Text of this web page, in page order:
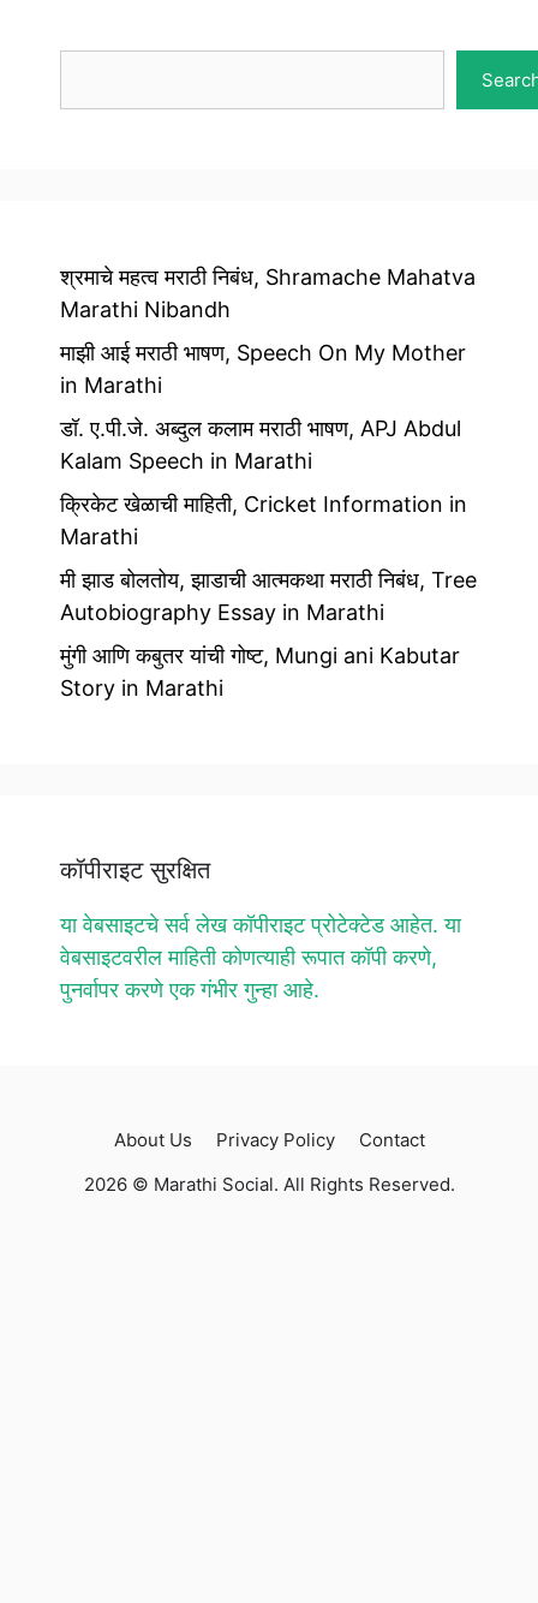
श्रमाचे महत्व मराठी निबंध, Shramache Mahatva
Marathi Nibandh
माझी आई मराठी भाषण, Speech On My Mother
in Marathi
डॉ. ए.पी.जे. अब्दुल कलाम मराठी भाषण, APJ Abdul
Kalam Speech in Marathi
क्रिकेट खेळाची माहिती, Cricket Information in
Marathi
मी झाड बोलतोय, झाडाची आत्मकथा मराठी निबंध, Tree
Autobiography Essay in Marathi
मुंगी आणि कबुतर यांची गोष्ट, Mungi ani Kabutar
Story in Marathi
कॉपीराइट सुरक्षित
या वेबसाइटचे सर्व लेख कॉपीराइट प्रोटेक्टेड आहेत. या
वेबसाइटवरील माहिती कोणत्याही रूपात कॉपी करणे,
पुनर्वापर करणे एक गंभीर गुन्हा आहे.
About Us Privacy Policy
Contact
2026 © Marathi Social. All Rights Reserved.